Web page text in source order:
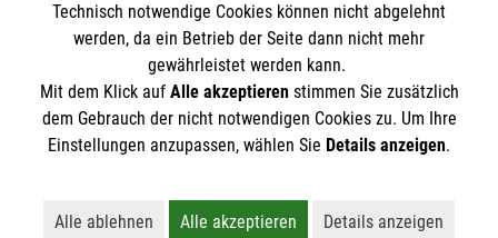
Pax-Bank für Kirche und Caritas eG
IBAN: DE79 3706 0120 1201 2200 13
BIC: GENODED1PA7
So finden Sie uns
Malteser Hilfsdienst e.V.
Diözesan- und Bezirksgeschäftsstelle
67346 Speyer
Der Malteser Hilfsdienst e.V. ist als eingetragene
Gewerbesteuer befreit.
Technisch notwendige Cookies können nicht abgelehnt
werden, da ein Betrieb der Seite dann nicht mehr
gewährleistet werden kann.
Mit dem Klick auf Alle akzeptierenstimmen Sie zusätzlich
dem Gebrauch der nicht notwendigen Cookies zu. Um Ihre
Einstellungen anzupassen, wählen Sie Details anzeigen.
Alle ablehnen
Alle akzeptieren
Details anzeigen